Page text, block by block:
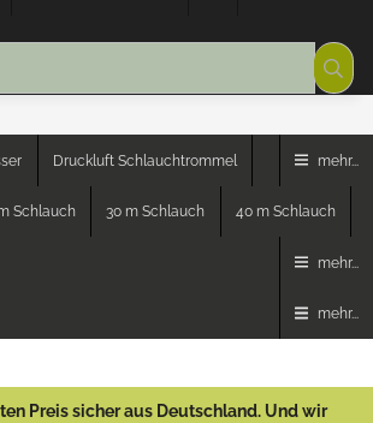
Druckluft Schlauchtrommel mehr...
Schlauch 30 m Schlauch 40 m Schlauch
mehr...
mehr...
Preis sicher aus Deutschland. Und wir